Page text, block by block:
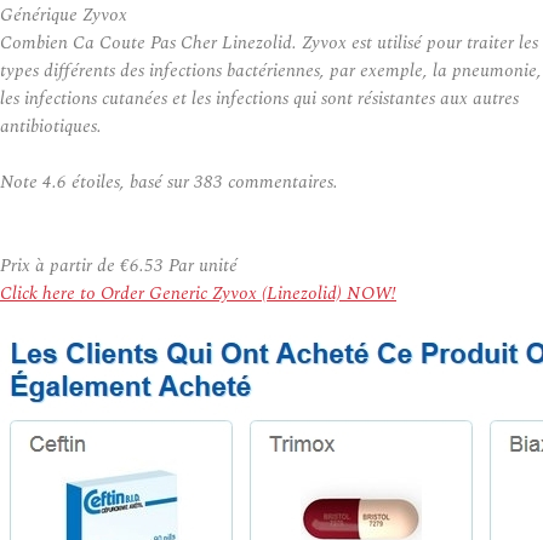
Générique Zyvox
Combien Ca Coute Pas Cher Linezolid. Zyvox est utilisé pour traiter les
types différents des infections bactériennes, par exemple, la pneumonie,
les infections cutanées et les infections qui sont résistantes aux autres
antibiotiques.
Note 4.6 étoiles, basé sur383 commentaires.
Prix à partir de €6.53 Par unité
Click here to Order Generic Zyvox (Linezolid) NOW!